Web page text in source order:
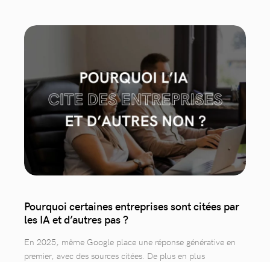
Pourquoi certaines entreprises sont citées par
les IA et d’autres pas ?
En 2025, même Google place une réponse générative en
premier, avec des sources citées. De plus en plus